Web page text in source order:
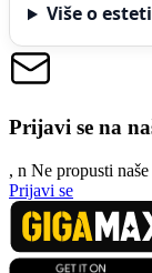
Više o
Prijavi se na
, n Ne propusti
Prijavi se